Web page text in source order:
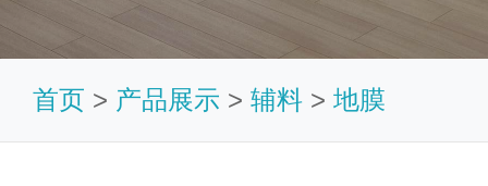
首页 > 产品展示 > 辅料 > 地膜